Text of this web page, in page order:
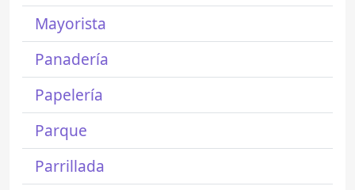
Mayorista
Panadería
Papelería
Parque
Parrillada